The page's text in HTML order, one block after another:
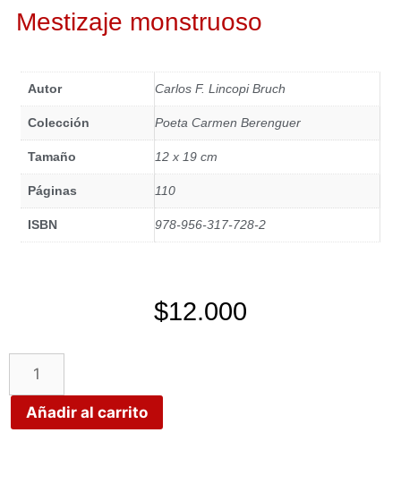
Mestizaje monstruoso
Autor Carlos F. Lincopi Bruch
Colección Poeta Carmen Berenguer
Tamaño 12 x 19 cm
Páginas 110
ISBN 978-956-317-728-2
$12.000
Añadir al carrito